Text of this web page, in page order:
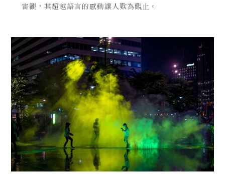
宙觀，其超越語言的感動讓人歎為觀止。